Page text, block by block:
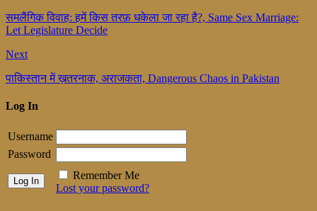
समलैंगिक विवाह: हमें किस तरफ़ धकेला जा रहा है?, Same Sex Marriage:
Let Legislature Decide
Next
पाकिस्तान में ख़तरनाक, अराजकता, Dangerous Chaos in Pakistan
Log In
Username
Password
Remember Me
Lost your password?